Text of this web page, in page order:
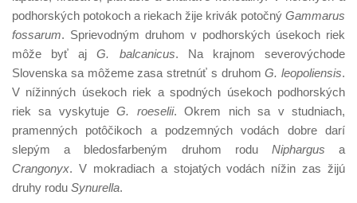
podhorských potokoch a riekach žije krivák potočný Gammarus
fossarum. Sprievodným druhom v podhorských úsekoch riek
môže byť ajG. balcanicus. Na krajnom severovýchode
Slovenska sa môžeme zasa stretnúť s druhomG. leopoliensis.
V nížinných úsekoch riek a spodných úsekoch podhorských
riek sa vyskytujeG. roeselii. Okrem nich sa v studniach,
pramenných potôčikoch a podzemných vodách dobre darí
slepým a bledosfarbeným druhom rodu Niphargus a
Crangonyx. V mokradiach a stojatých vodách nížin zas žijú
druhy rodu Synurella.